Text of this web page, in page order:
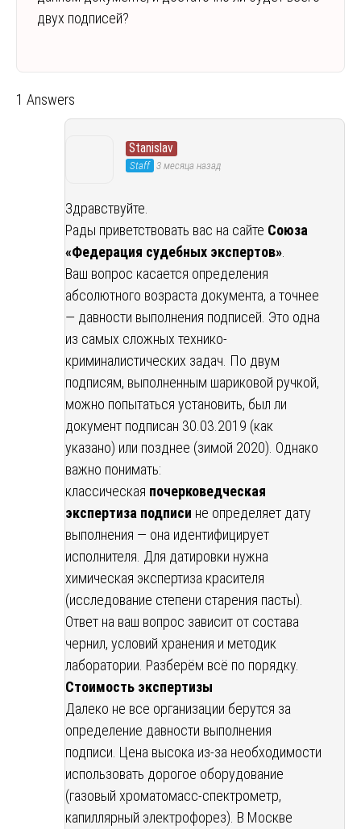
двух подписей?
1 Answers
Stanislav
Staff 3 месяца назад
Здравствуйте.
Рады приветствовать вас на сайте Союза
«Федерация судебных экспертов»
Ваш вопрос касается определения
абсолютного возраста документа, а точнее
— давности выполнения подписей. Это одна
из самых сложных технико-
криминалистических задач. По двум
подписям, выполненным шариковой ручкой,
можно попытаться установить, был ли
документ подписан 30.03.2019 (как
указано) или позднее (зимой 2020). Однако
важно понимать:
классическая почерковедческая
экспертиза подписи не определяет дату
выполнения — она идентифицирует
исполнителя. Для датировки нужна
химическая экспертиза красителя
(исследование степени старения пасты).
Ответ на ваш вопрос зависит от состава
чернил, условий хранения и методик
лаборатории. Разберём всё по порядку.
Стоимость экспертизы
Далеко не все организации берутся за
определение давности выполнения
подписи. Цена высока из-за необходимости
использовать дорогое оборудование
(газовый хроматомасс-спектрометр,
капиллярный электрофорез). В Москве